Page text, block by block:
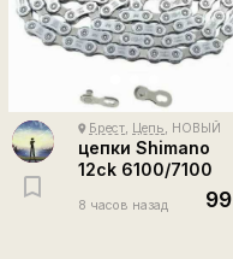
place Брест, Цепь, НОВЫЙ
цепки Shimano
12ck 6100/7100
8 часов назад 99